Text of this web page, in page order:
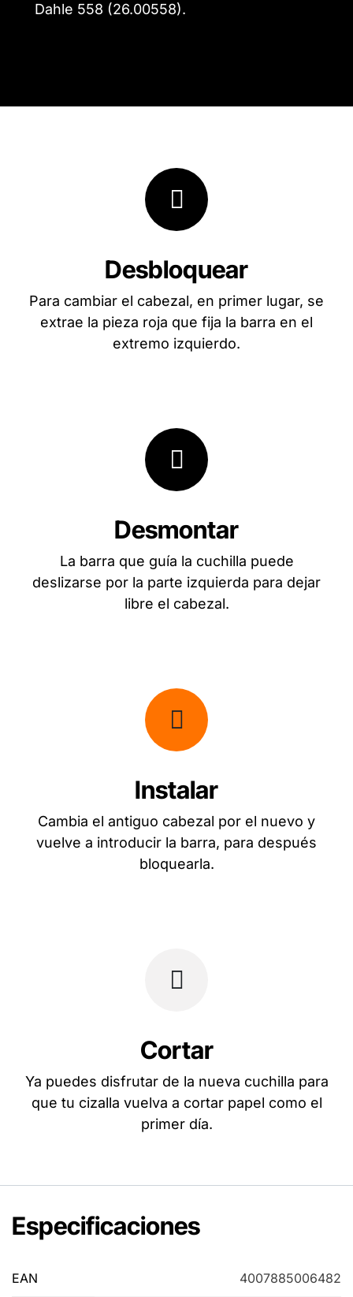
Dahle 558 (26.00558).
Desbloquear
Para cambiar el cabezal, en primer lugar, se
extrae la pieza roja que fija la barra en el
extremo izquierdo.
Desmontar
La barra que guía la cuchilla puede
deslizarse por la parte izquierda para dejar
libre el cabezal.
Instalar
Cambia el antiguo cabezal por el nuevo y
vuelve a introducir la barra, para después
bloquearla.
Cortar
Ya puedes disfrutar de la nueva cuchilla para
que tu cizalla vuelva a cortar papel como el
primer día.
Especificaciones
EAN 4007885006482